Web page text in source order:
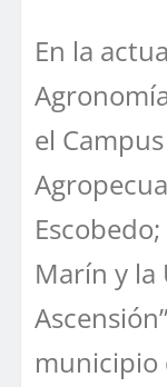
En la
el
Marín y la
municipio